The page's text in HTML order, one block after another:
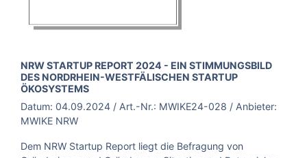
BROSCHÜRE:
NRW STARTUP REPORT 2024 - EIN STIMMUNGSBILD
DES NORDRHEIN-WESTFÄLISCHEN STARTUP
ÖKOSYSTEMS
Datum: 04.09.2024 / Art.-Nr.: MWIKE24-028 / Anbieter:
MWIKE NRW
Dem NRW Startup Report liegt die Befragung von